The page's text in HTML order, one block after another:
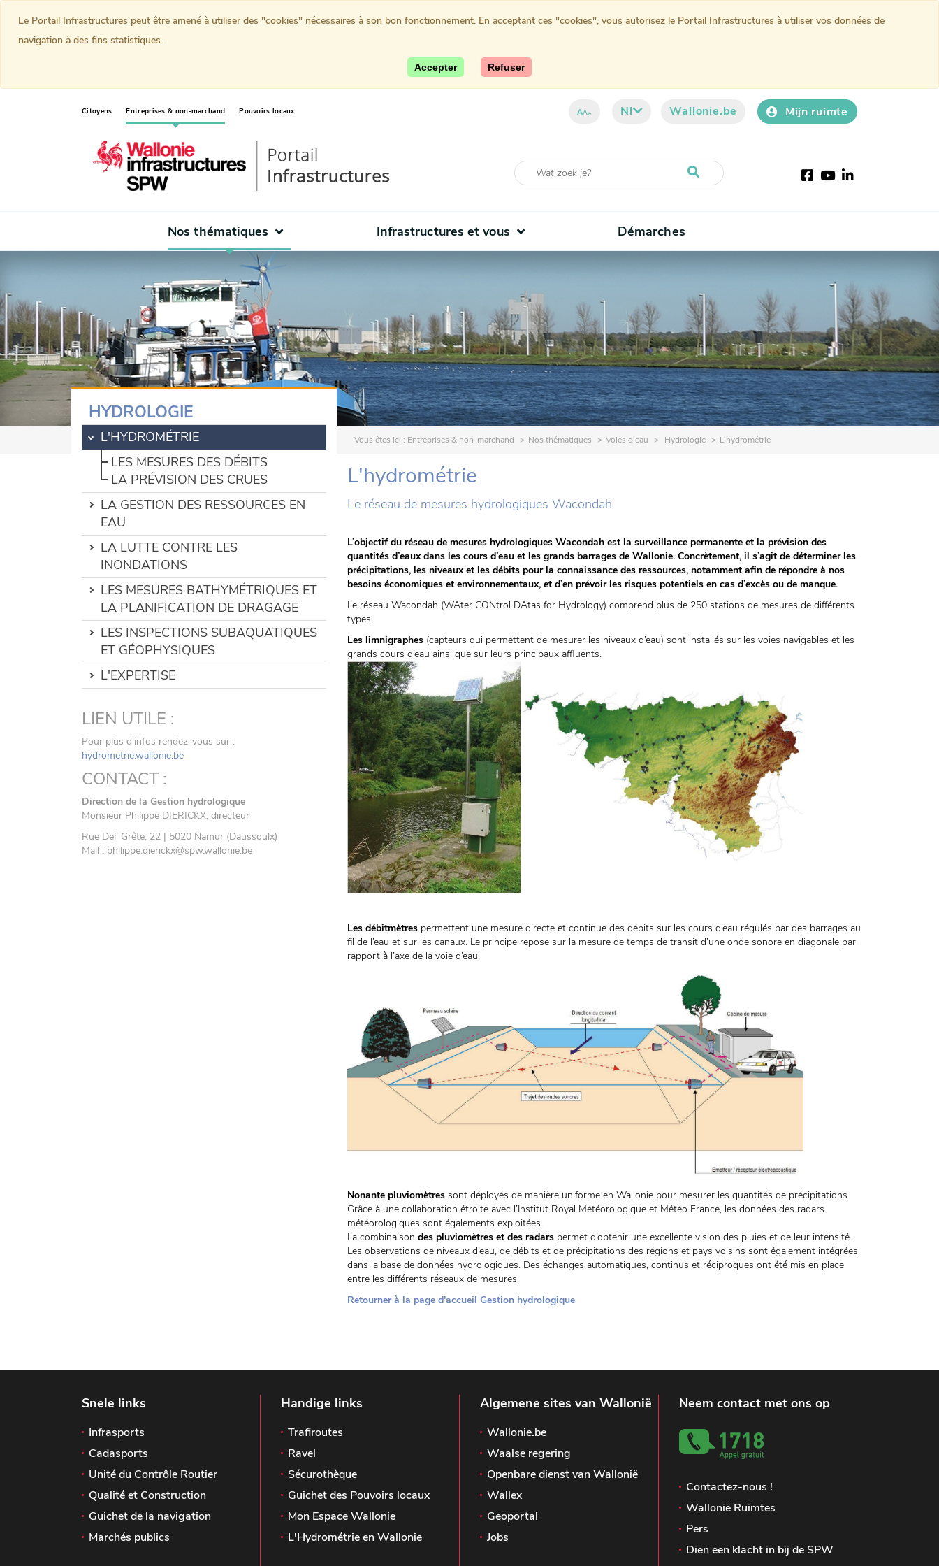
Citoyens Entreprises & non-marchand(current)Pouvoirs locaux AAA Nl Wallonie.be Mijn ruimte
Facebook
YouTube
LinkedIn
Nos thématiques Infrastructures et vous Démarches
Vous êtes ici : Entreprises & non-marchand Nos thématiques Voies d'eau Hydrologie L'hydrométrie
HYDROLOGIE
L'HYDROMÉTRIE
LES MESURES DES DÉBITS
LA PRÉVISION DES CRUES
LA GESTION DES RESSOURCES EN
EAU
LA LUTTE CONTRE LES
INONDATIONS
LES MESURES BATHYMÉTRIQUES ET
LA PLANIFICATION DE DRAGAGE
LES INSPECTIONS SUBAQUATIQUES
ET GÉOPHYSIQUES
L'EXPERTISE
LIEN UTILE :
Pour plus d'infos rendez-vous sur :
hydrometrie.wallonie.be
CONTACT :
Direction de la Gestion hydrologique
Monsieur Philippe DIERICKX, directeur
Rue Del’ Grête, 22 | 5020 Namur (Daussoulx)
Mail : philippe.dierickx@spw.wallonie.be
L'hydrométrie
Le réseau de mesures hydrologiques Wacondah
L’objectif du réseau de mesures hydrologiques Wacondah est la surveillance permanente et la prévision des
quantités d’eaux dans les cours d’eau et les grands barrages de Wallonie. Concrètement, il s’agit de déterminer les
précipitations, les niveaux et les débits pour la connaissance des ressources, notamment afin de répondre à nos
besoins économiques et environnementaux, et d’en prévoir les risques potentiels en cas d’excès ou de manque.
Le réseau Wacondah (WAter CONtrol DAtas for Hydrology) comprend plus de 250 stations de mesures de différents
types.
Les limnigraphes (capteurs qui permettent de mesurer les niveaux d’eau) sont installés sur les voies navigables et les
grands cours d’eau ainsi que sur leurs principaux affluents.
Les débitmètres permettent une mesure directe et continue des débits sur les cours d’eau régulés par des barrages au
fil de l’eau et sur les canaux. Le principe repose sur la mesure de temps de transit d’une onde sonore en diagonale par
rapport à l’axe de la voie d’eau.
Nonante pluviomètres sont déployés de manière uniforme en Wallonie pour mesurer les quantités de précipitations.
Grâce à une collaboration étroite avec l’Institut Royal Météorologique et Météo France, les données des radars
météorologiques sont égalements exploitées.
La combinaison des pluviomètres et des radars permet d’obtenir une excellente vision des pluies et de leur intensité.
Les observations de niveaux d’eau, de débits et de précipitations des régions et pays voisins sont également intégrées
dans la base de données hydrologiques. Des échanges automatiques, continus et réciproques ont été mis en place
entre les différents réseaux de mesures.
Retourner à la page d'accueil Gestion hydrologique
Snele links
Infrasports
Cadasports
Unité du Contrôle Routier
Qualité et Construction
Guichet de la navigation
Marchés publics
Handige links
Trafiroutes
Ravel
Sécurothèque
Guichet des Pouvoirs locaux
Mon Espace Wallonie
L'Hydrométrie en Wallonie
Algemene sites van Wallonië
Wallonie.be
Waalse regering
Openbare dienst van Wallonië
Wallex
Geoportal
Jobs
Neem contact met ons op
Contactez-nous !
Wallonië Ruimtes
Pers
Dien een klacht in bij de SPW
Le Portail Infrastructures peut être amené à utiliser des "cookies" nécessaires à son bon fonctionnement. En acceptant ces "cookies", vous autorisez le Portail Infrastructures à utiliser vos données de
navigation à des fins statistiques.
Accepter Refuser